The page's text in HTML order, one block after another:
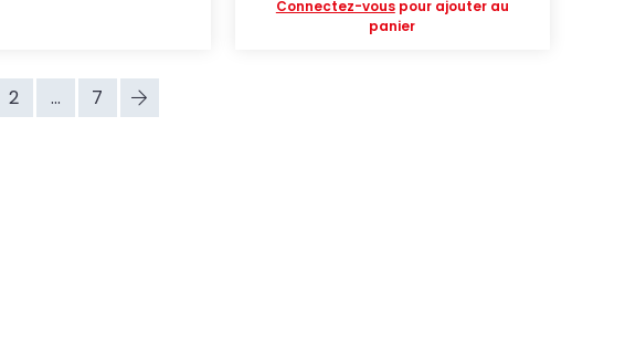
Connectez-vouspour ajouter au
panier
2 ... 7